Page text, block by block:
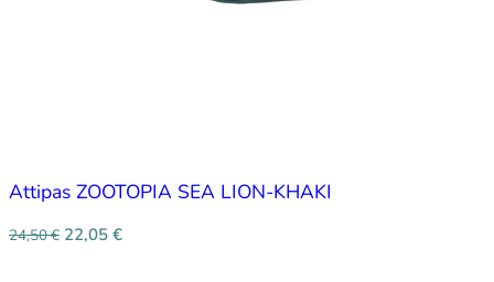
Attipas ZOOTOPIA SEA LION-KHAKI
24,50€ 22,05 €